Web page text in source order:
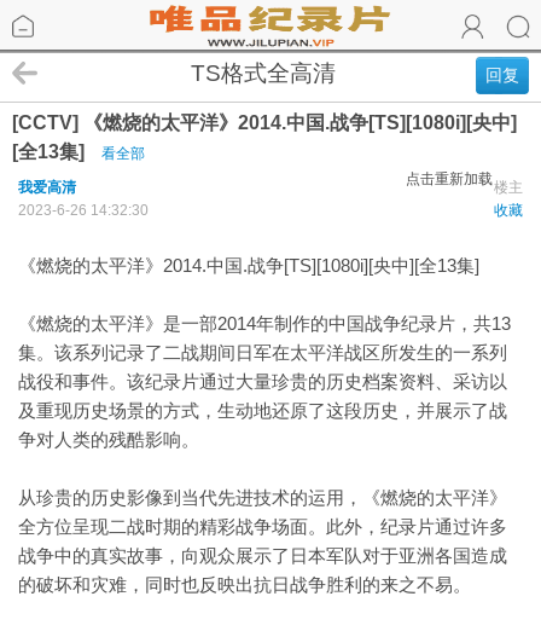
回复
TS格式全高清
[CCTV] 《燃烧的太平洋》2014.中国.战争[TS][1080i][央中]
[全13集]
看全部
点击重新加载楼主
我爱高清
收藏
2023-6-26 14:32:30
《燃烧的太平洋》2014.中国.战争[TS][1080i][央中][全13集]
《燃烧的太平洋》是一部2014年制作的中国战争纪录片，共13
集。该系列记录了二战期间日军在太平洋战区所发生的一系列
战役和事件。该纪录片通过大量珍贵的历史档案资料、采访以
及重现历史场景的方式，生动地还原了这段历史，并展示了战
争对人类的残酷影响。
从珍贵的历史影像到当代先进技术的运用，《燃烧的太平洋》
全方位呈现二战时期的精彩战争场面。此外，纪录片通过许多
战争中的真实故事，向观众展示了日本军队对于亚洲各国造成
的破坏和灾难，同时也反映出抗日战争胜利的来之不易。